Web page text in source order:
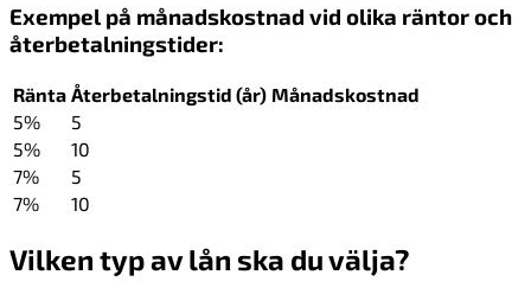
Exempel på månadskostnad vid olika räntor och
återbetalningstider:
Ränta Återbetalningstid (år) Månadskostnad
5%
5
5%
10
7%
5
7%
10
Vilken typ av lån ska du välja?